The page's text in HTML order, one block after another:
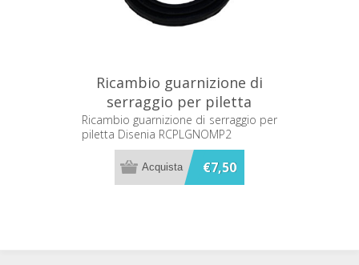
Ricambio guarnizione di
serraggio per piletta
Disenia RCPLGNOMP2
Ricambio guarnizione di serraggio per
piletta Disenia RCPLGNOMP2
€7,50